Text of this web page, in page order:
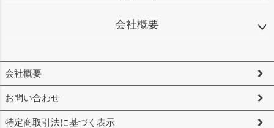
会社概要
会社概要
お問い合わせ
特定商取引法に基づく表示